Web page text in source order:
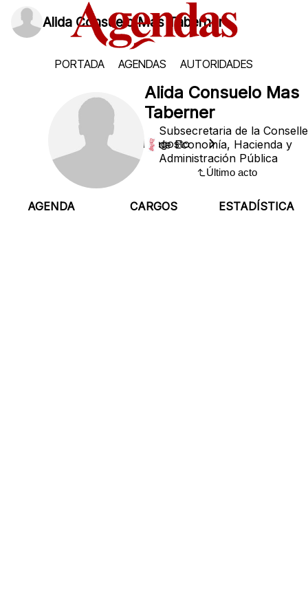
Alida Consuelo Mas Taberner
PORTADA AGENDAS AUTORIDADES
Alida Consuelo Mas
Taberner
Subsecretaria de la
de Economía, Hacienda y
Administración Pública
AGENDA CARGOS ESTADÍSTICA
Lunes, 10 de agosto
Último acto